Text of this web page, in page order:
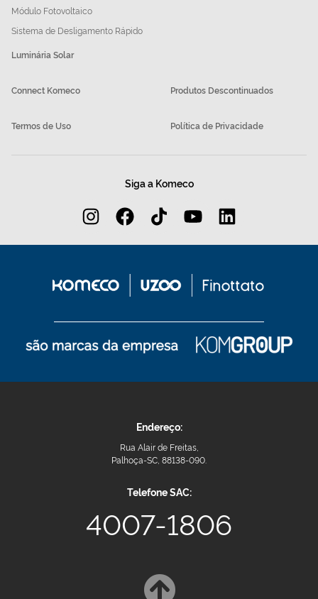
Módulo Fotovoltaico
Sistema de Desligamento Rápido
Luminária Solar
Connect Komeco Produtos Descontinuados
Termos de Uso Política de Privacidade
Siga a Komeco
Endereço:
Rua Alair de Freitas,
Palhoça-SC, 88138-090.
Telefone SAC:
4007-1806